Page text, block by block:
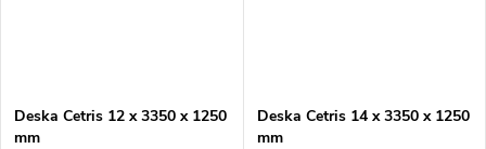
Deska Cetris 12 x 3350 x 1250
mm
Deska Cetris 14 x 3350 x 1250
mm